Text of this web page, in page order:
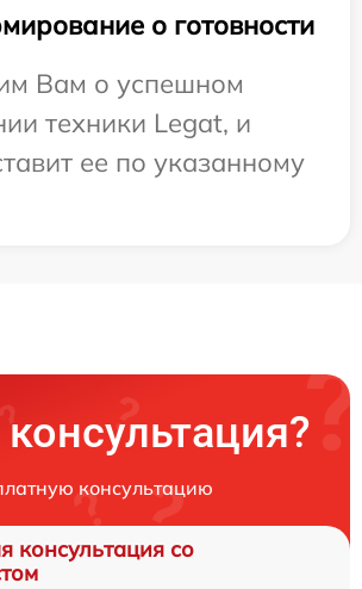
о готовности
Вам о успешном
техники Legat, и
ее по указанному
консультацию
консультация со